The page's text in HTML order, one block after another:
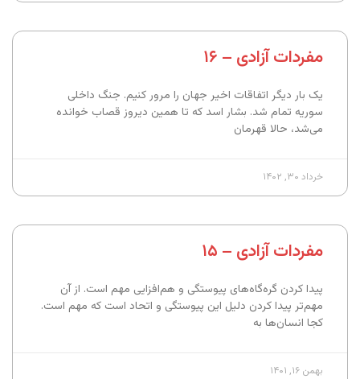
مفردات آزادی – ۱۶
یک بار دیگر اتفاقات اخیر جهان را مرور کنیم. جنگ داخلی
سوریه تمام شد. بشار اسد که تا همین دیروز قصاب خوانده
می‌شد، حالا قهرمان
خرداد ۳۰, ۱۴۰۲
مفردات آزادی – ۱۵
پیدا کردن گره‌گاه‌های پیوستگی و هم‌افزایی مهم است. از آن
مهم‌تر پیدا کردن دلیل این پیوستگی و اتحاد است که مهم است.
کجا انسان‌ها به
بهمن ۱۶, ۱۴۰۱